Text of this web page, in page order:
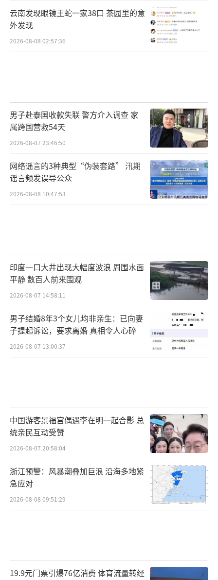
云南发现眼镜王蛇一家38口 茶园里的意
外发现
2026-08-08 02:57:36
男子赴泰国收款失联 警方介入调查 家
属跨国营救54天
2026-08-07 23:46:50
网络谣言的3种典型“伪装套路” 汛期
谣言频发误导公众
2026-08-08 10:47:53
印度一口大井出现大幅度波浪 周围水面
平静 数百人前来围观
2026-08-07 14:58:11
男子结婚8年3个女儿均非亲生：已向妻
子提起诉讼，要求离婚 真相令人心碎
2026-08-07 13:00:37
中国游客景福宫偶遇李在明一起合影 总
统亲民互动受赞
2026-08-07 20:58:04
浙江预警：风暴潮叠加巨浪 沿海多地紧
急应对
2026-08-08 09:51:29
19.9元门票引爆76亿消费 体育流量转经